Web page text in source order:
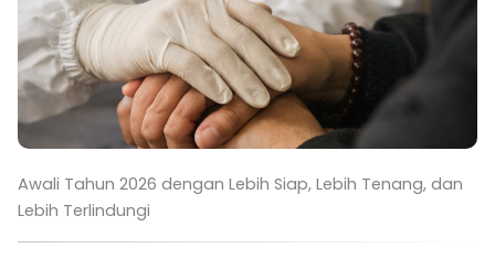
Awali Tahun 2026 dengan Lebih Siap, Lebih Tenang, dan
Lebih Terlindungi